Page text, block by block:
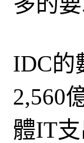
IDC的
2,560
體IT